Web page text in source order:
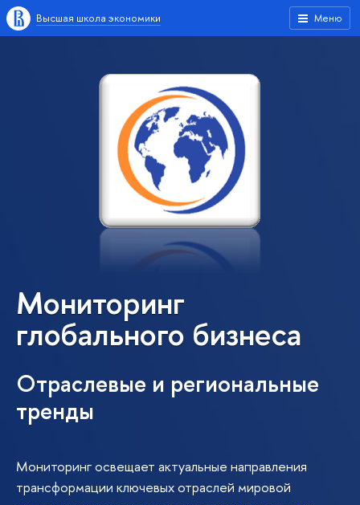
Меню
Высшая школа экономики
Мониторинг
глобального бизнеса
Отраслевые и региональные
тренды
Мониторинг освещает актуальные направления
трансформации ключевых отраслей мировой